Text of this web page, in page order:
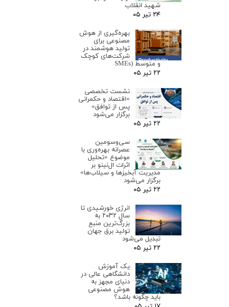
شهید انقلاب
۲۴ تیر ۰۵
بهره‌گیری از هوش
مصنوعی برای
تولید هوشمند در
شرکت‌های کوچک
و متوسط (SMEs
۲۲ تیر ۰۵
نشست تخصصی
«اقتصاد و حکمرانی
پس از توافق»
برگزار می‌شود
۲۲ تیر ۰۵
سی‌وسومین
عصرانه بهره‌وری با
موضوع «تحلیل
اثرات ال‌نینو بر
مدیریت آبخیزها و سیلاب‌ها»
برگزار می‌شود
۲۲ تیر ۰۵
انرژی خورشیدی تا
سال ۲۰۳۲ به
بزرگ‌ترین منبع
تولید برق جهان
تبدیل می‌شود
۲۲ تیر ۰۵
یک آموزش
دانشگاهی عالی در
دنیای مجهز به
هوش مصنوعی
باید چگونه باشد؟